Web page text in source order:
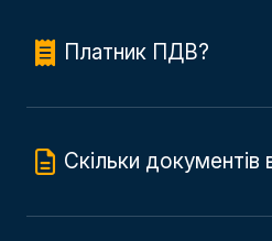
Платник ПДВ?
Скільки документів